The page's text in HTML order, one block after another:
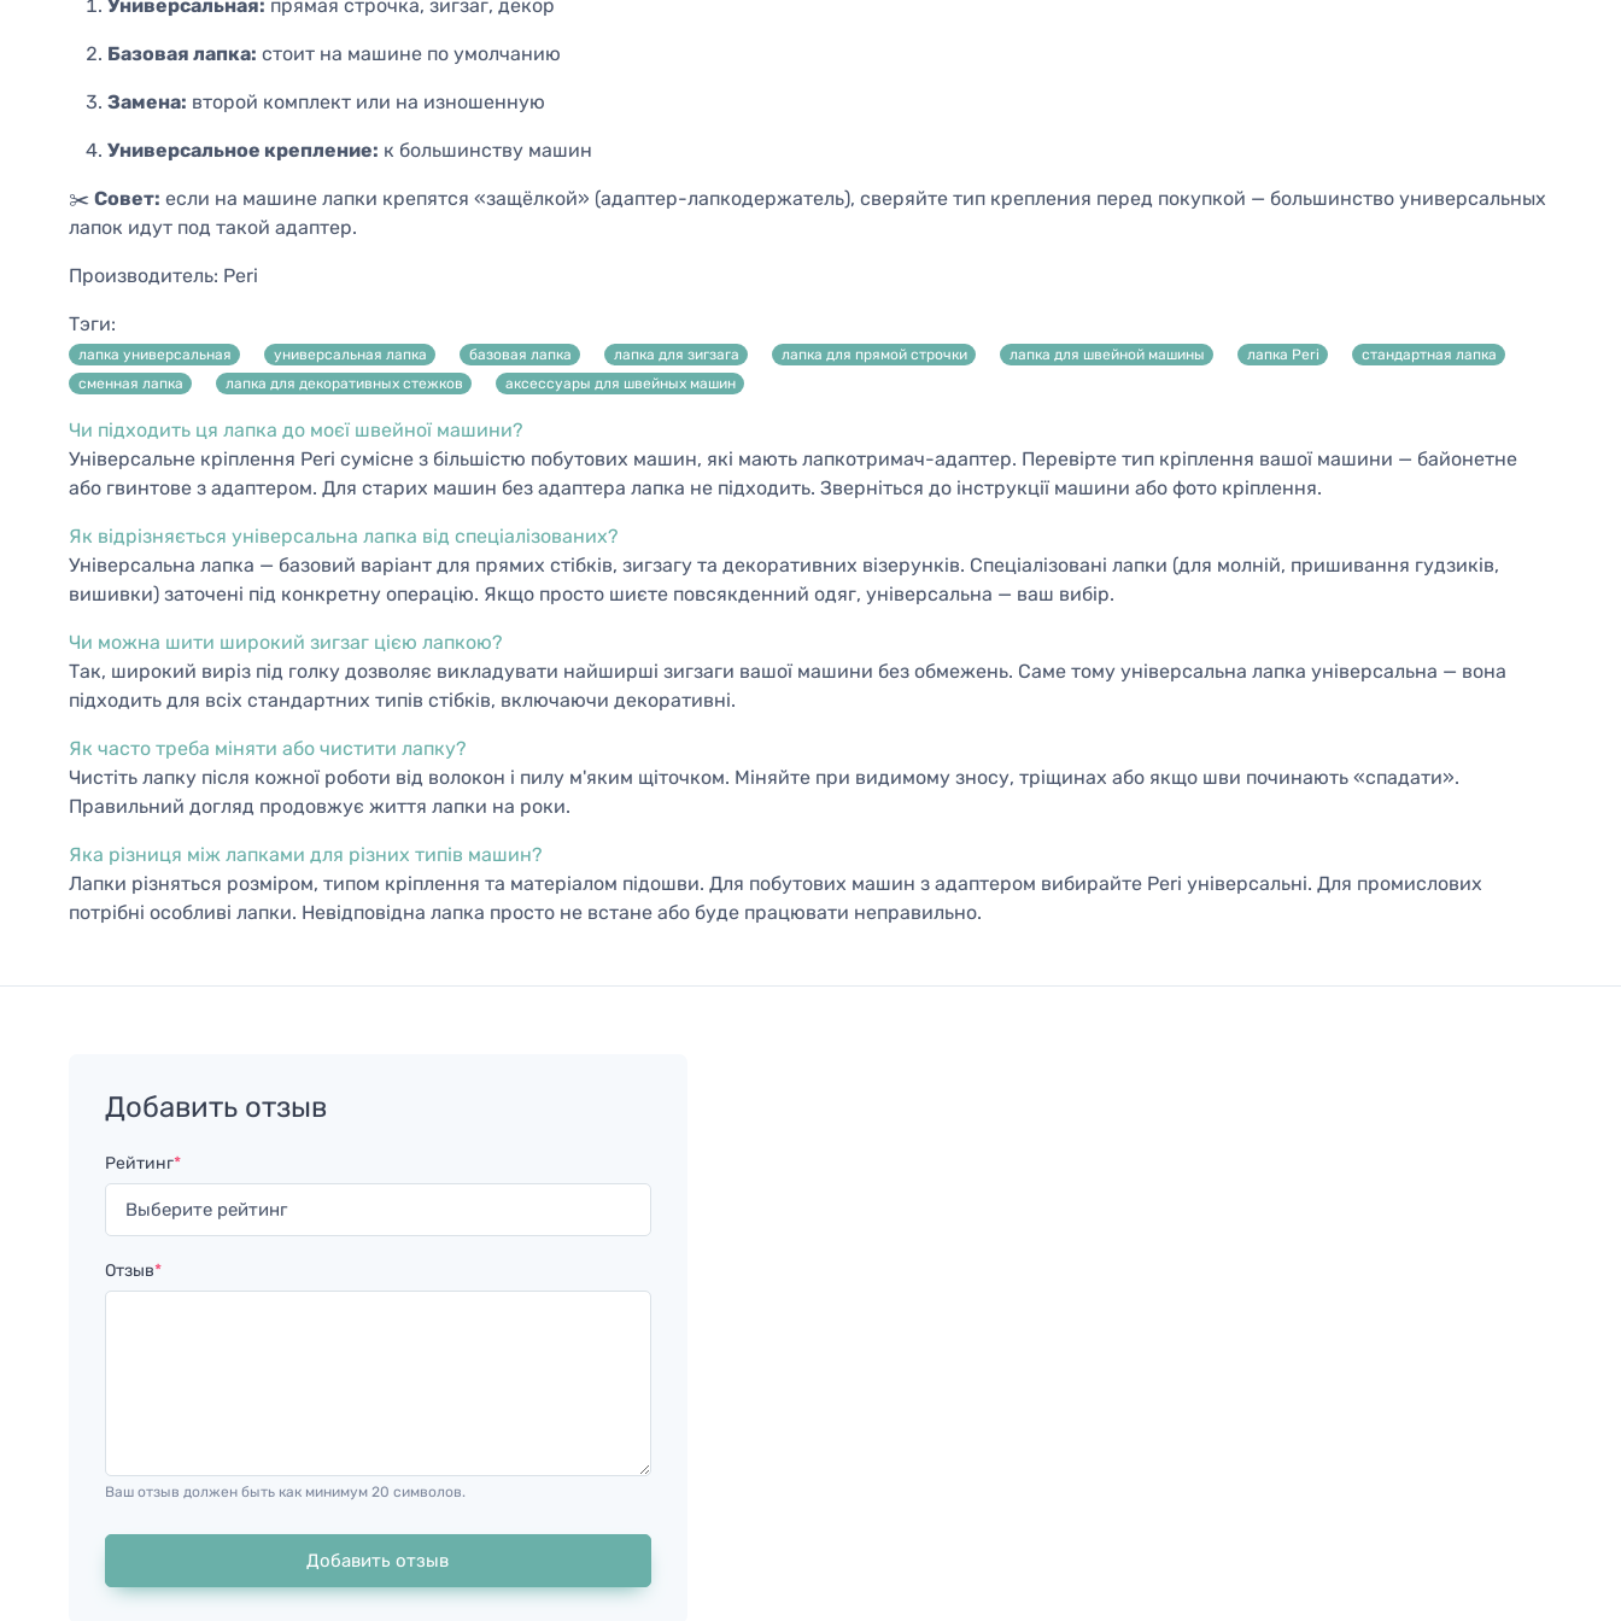
Универсальная: прямая строчка, зигзаг, декор
Базовая лапка: стоит на машине по умолчанию
Замена: второй комплект или на изношенную
Универсальное крепление: к большинству машин
✂️ Совет: если на машине лапки крепятся «защёлкой» (адаптер-лапкодержатель), сверяйте тип крепления перед покупкой — большинство универсальных
лапок идут под такой адаптер.
Производитель: Peri
Тэги:
лапка универсальная универсальная лапка базовая лапка лапка для зигзага лапка для прямой строчки лапка для швейной машины лапка Peri
стандартная лапка
сменная лапка
лапка для декоративных стежков аксессуары для швейных машин
Чи підходить ця лапка до моєї швейної машини?
Універсальне кріплення Peri сумісне з більшістю побутових машин, які мають лапкотримач-адаптер. Перевірте тип кріплення вашої машини — байонетне
або гвинтове з адаптером. Для старих машин без адаптера лапка не підходить. Зверніться до інструкції машини або фото кріплення.
Як відрізняється універсальна лапка від спеціалізованих?
Універсальна лапка — базовий варіант для прямих стібків, зигзагу та декоративних візерунків. Спеціалізовані лапки (для молній, пришивання гудзиків,
вишивки) заточені під конкретну операцію. Якщо просто шиєте повсякденний одяг, універсальна — ваш вибір.
Чи можна шити широкий зигзаг цією лапкою?
Так, широкий виріз під голку дозволяє викладувати найширші зигзаги вашої машини без обмежень. Саме тому універсальна лапка універсальна — вона
підходить для всіх стандартних типів стібків, включаючи декоративні.
Як часто треба міняти або чистити лапку?
Чистіть лапку після кожної роботи від волокон і пилу м'яким щіточком. Міняйте при видимому зносу, тріщинах або якщо шви починають «спадати».
Правильний догляд продовжує життя лапки на роки.
Яка різниця між лапками для різних типів машин?
Лапки різняться розміром, типом кріплення та матеріалом підошви. Для побутових машин з адаптером вибирайте Peri універсальні. Для промислових
потрібні особливі лапки. Невідповідна лапка просто не встане або буде працювати неправильно.
Добавить отзыв
Рейтинг*
Отзыв*
Ваш отзыв должен быть как минимум 20 символов.
Добавить отзыв